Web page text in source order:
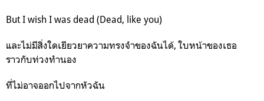
But I wish I was dead (Dead, like you)
และไม่มีสิ่งใดเยียวยาความทรงจำของฉันได้, ใบหน้าของเธอ
ราวกับท่วงทำนอง
ที่ไม่อาจออกไปจากหัวฉัน